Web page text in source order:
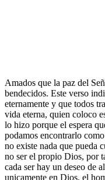
Amados que la paz del
bendecidos. Este verso
eternamente y que todos
vida eterna, quien coloco
lo hizo porque el espera
podamos encontrarlo
no existe nada que pueda
no ser el propio Dios, por
cada ser hay un deseo de
unicamente en Dios, el